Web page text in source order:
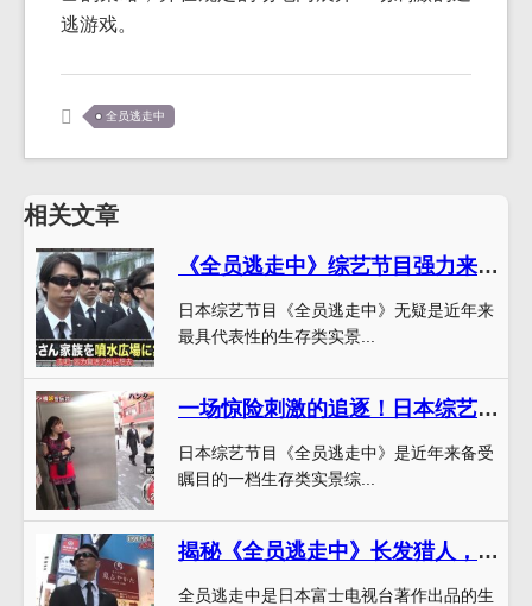
逃游戏。
全员逃走中
相关文章
《全员逃走中》综艺节目强力来袭，全新游戏规则引领逃跑者创新求生
日本综艺节目《全员逃走中》无疑是近年来
最具代表性的生存类实景...
一场惊险刺激的追逐！日本综艺节目《全员逃走中》猎人等着你来挑战
日本综艺节目《全员逃走中》是近年来备受
瞩目的一档生存类实景综...
揭秘《全员逃走中》长发猎人，让你彻底了解这个神秘角色
全员逃走中是日本富士电视台著作出品的生